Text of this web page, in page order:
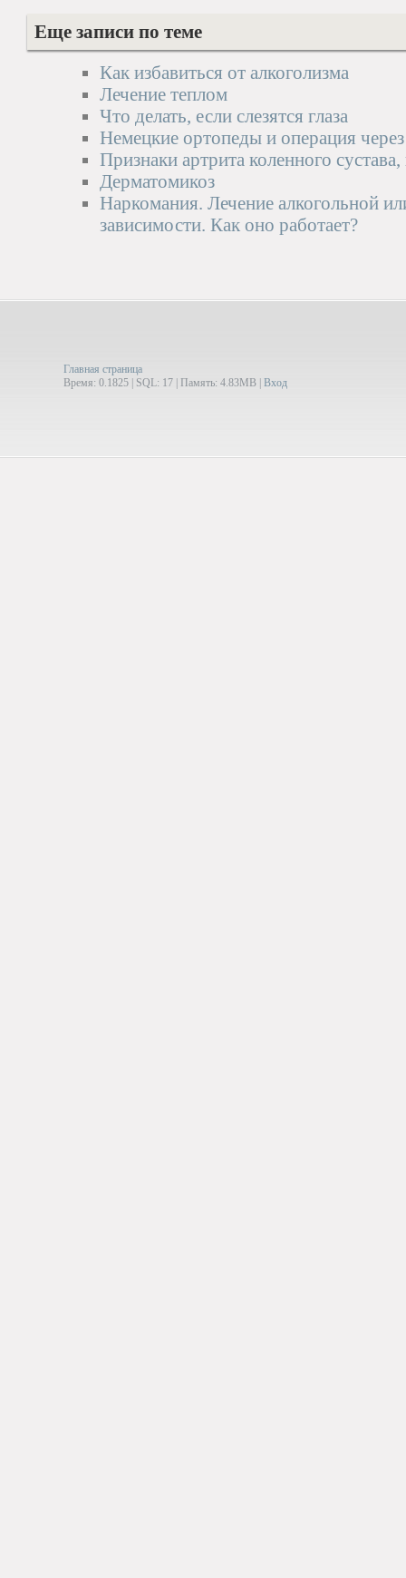
Еще записи по теме
Как избавиться от алкоголизма
Лечение теплом
Что делать, если слезятся глаза
Немецкие ортопеды и операция
Признаки артрита коленного
Дерматомикоз
Наркомания. Лечение алкогольной
зависимости. Как оно работает?
Главная страница
Время: 0.1825 | SQL: 17 | Память: 4.83MB Вход